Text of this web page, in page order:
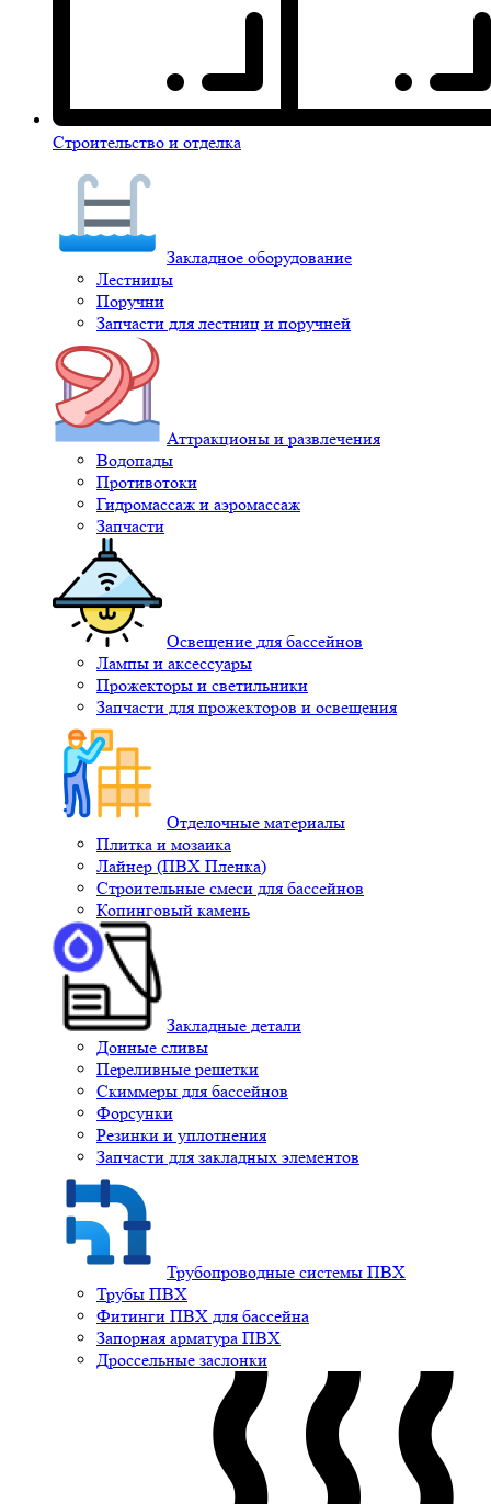
Строительство и отделка
Закладное оборудование
Лестницы
Поручни
Запчасти для лестниц и поручней
Аттракционы и развлечения
Водопады
Противотоки
Гидромассаж и аэромассаж
Запчасти
Освещение для бассейнов
Лампы и аксессуары
Прожекторы и светильники
Запчасти для прожекторов и освещения
Отделочные материалы
Плитка и мозаика
Лайнер (ПВХ Пленка)
Строительные смеси для бассейнов
Копинговый камень
Закладные детали
Донные сливы
Переливные решетки
Скиммеры для бассейнов
Форсунки
Резинки и уплотнения
Запчасти для закладных элементов
Трубопроводные системы ПВХ
Трубы ПВХ
Фитинги ПВХ для бассейна
Запорная арматура ПВХ
Дроссельные заслонки